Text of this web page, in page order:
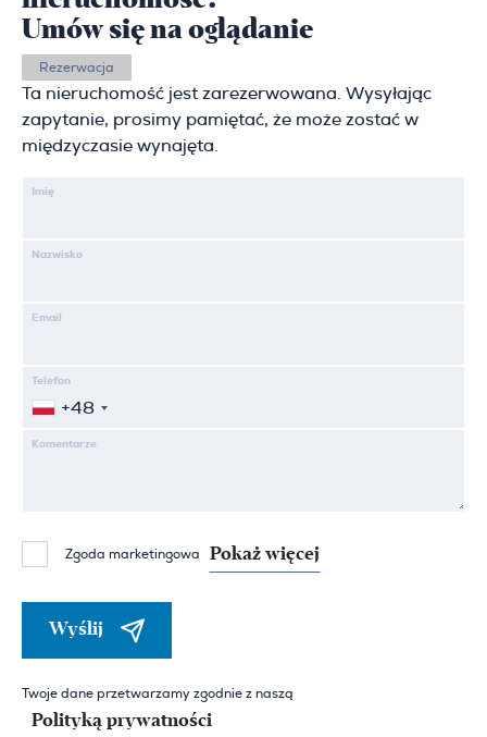
Umów się na oglądanie
Rezerwacja
Ta nieruchomość jest zarezerwowana. Wysyłając
zapytanie, prosimy pamiętać, że może zostać w
międzyczasie wynajęta.
Imię
Nazwisko
Email
Telefon
+48
Komentarze
Zgoda marketingowa Pokaż więcej
Wyślij
Twoje dane przetwarzamy zgodnie z naszą
Polityką prywatności